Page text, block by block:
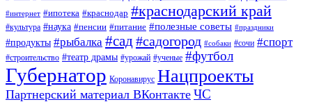
#интернет #ипотека #краснодар #краснодарский край
#культура #наука #пенсии #питание #полезные советы #праздники
#продукты #рыбалка #сад #садогород #собаки #сочи #спорт
#строительство #театр драмы #урожай #ученые #футбол
Губернатор Коронавирус Нацпроекты
Партнерский материал ВКонтакте ЧС